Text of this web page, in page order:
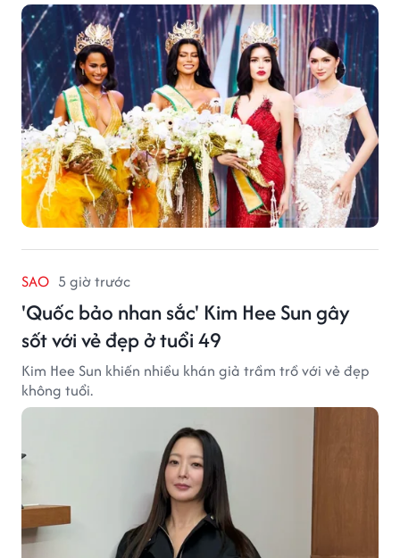
SAO 5 giờ trước
'Quốc bảo nhan sắc' Kim Hee Sun gây
sốt với vẻ đẹp ở tuổi 49
Kim Hee Sun khiến nhiều khán giả trầm trồ với vẻ đẹp
không tuổi.